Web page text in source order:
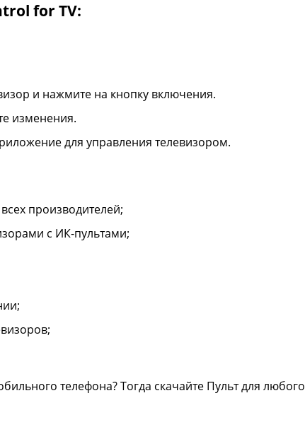
for TV:
и нажмите на кнопку включения.
изменения.
для управления телевизором.
производителей;
с ИК-пультами;
телефона? Тогда скачайте Пульт для любого